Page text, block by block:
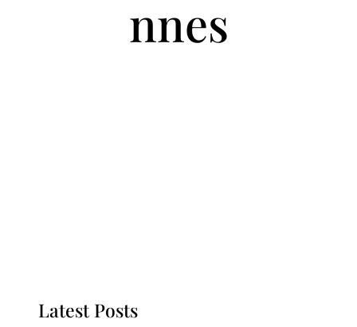
nnes
Latest Posts